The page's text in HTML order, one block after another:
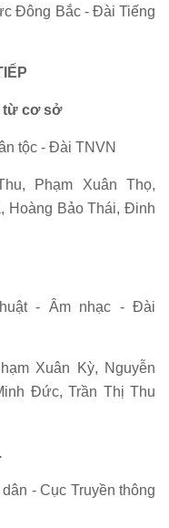
Đông Bắc - Đài Tiếng
từ cơ sở
tộc - Đài TNVN
Phạm Xuân Thọ,
Hoàng Bảo Thái, Đinh
- Âm nhạc - Đài
Xuân Kỳ, Nguyễn
Đức, Trần Thị Thu
- Cục Truyền thông